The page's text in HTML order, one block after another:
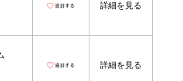
詳細を見る
詳細を見る